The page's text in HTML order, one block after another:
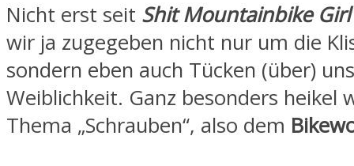
Nicht erst seit Shit Mountainbike Girl
wir ja zugegeben nicht nur um die
sondern eben auch Tücken (über)
Weiblichkeit. Ganz besonders heikel
Thema „Schrauben“, also dem